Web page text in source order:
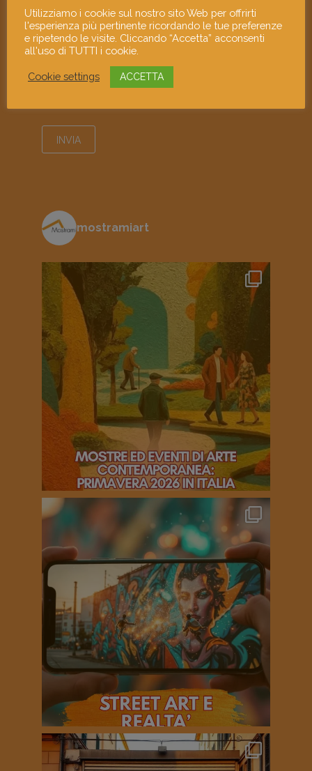
mostramiart
Utilizziamo i cookie sul nostro sito Web per offrirti
l'esperienza più pertinente ricordando le tue preferenze
e ripetendo le visite. Cliccando “Accetta” acconsenti
all'uso di TUTTI i cookie.
Cookie settings ACCETTA